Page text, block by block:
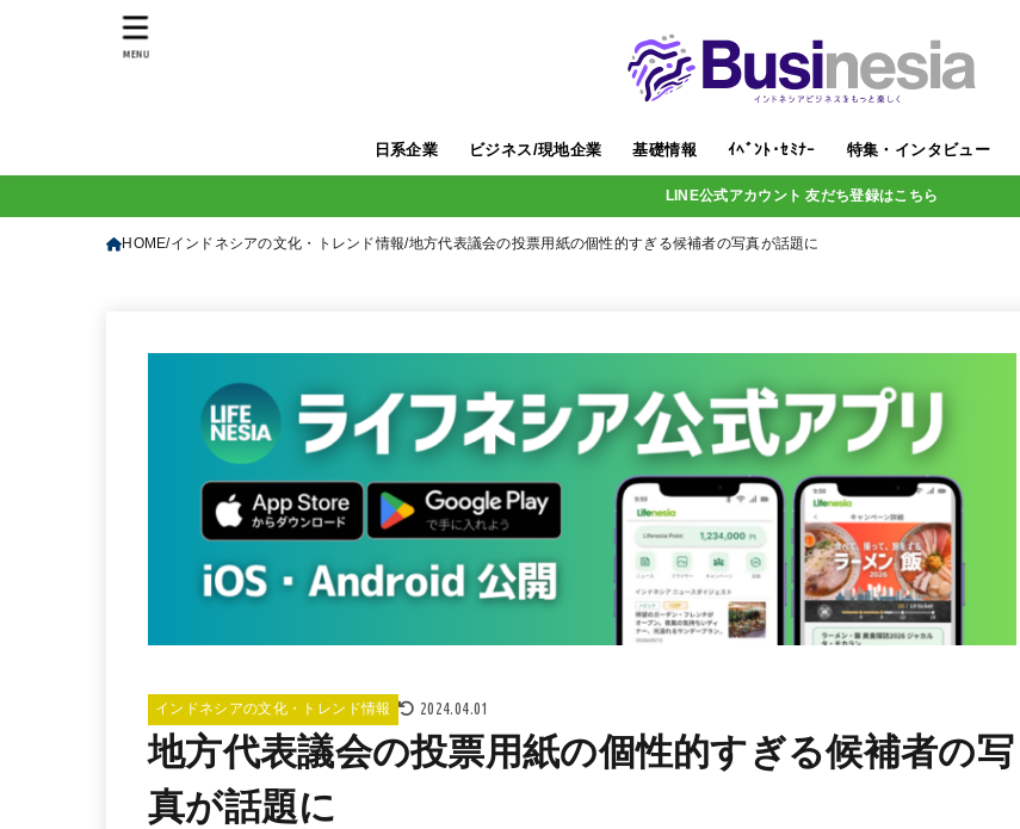
日系企業 ビジネス/現地企業 基礎情報 ｲﾍﾞﾝﾄ･ｾﾐﾅｰ 特集・インタビュー
MENU
LINE公式アカウント 友だち登録はこちら
HOME インドネシアの文化・トレンド情報 地方代表議会の投票用紙の個性的すぎる候補者の写真が話題に
インドネシアの文化・トレンド情報 2024.04.01
地方代表議会の投票用紙の個性的すぎる候補者の写
真が話題に